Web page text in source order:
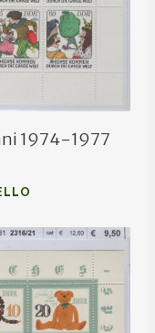
1974-1977